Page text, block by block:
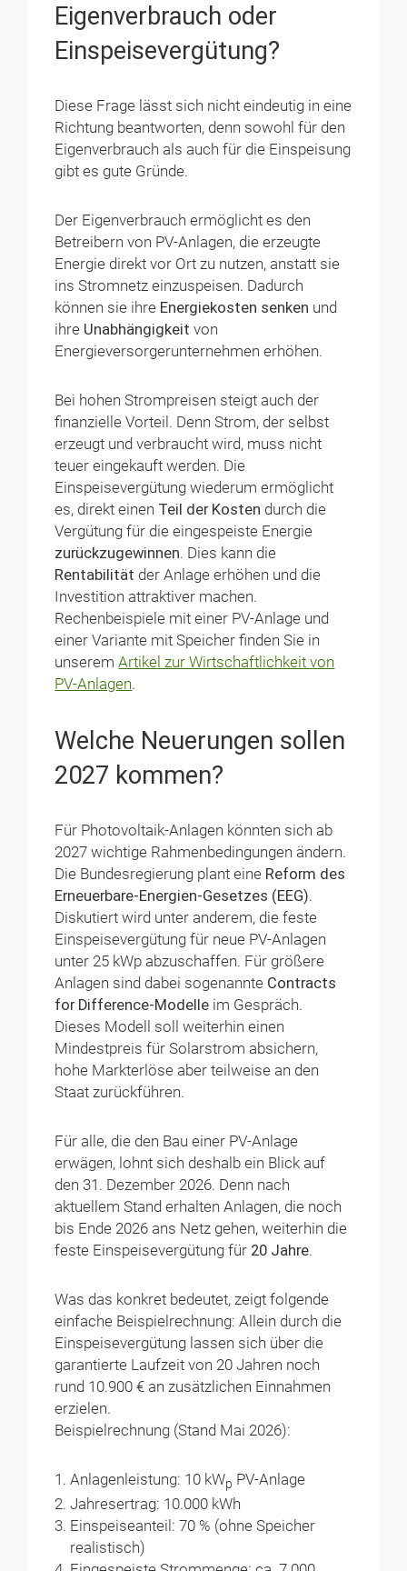
Eigenverbrauch oder
Einspeisevergütung?
Diese Frage lässt sich nicht eindeutig in eine
Richtung beantworten, denn sowohl für den
Eigenverbrauch als auch für die Einspeisung
gibt es gute Gründe.
Der Eigenverbrauch ermöglicht es den
Betreibern von PV-Anlagen, die erzeugte
Energie direkt vor Ort zu nutzen, anstatt sie
ins Stromnetz einzuspeisen. Dadurch
können sie ihre Energiekosten senken und
ihre Unabhängigkeit von
Energieversorgerunternehmen erhöhen.
Bei hohen Strompreisen steigt auch der
finanzielle Vorteil. Denn Strom, der selbst
erzeugt und verbraucht wird, muss nicht
teuer eingekauft werden. Die
Einspeisevergütung wiederum ermöglicht
es, direkt einen Teil der Kosten durch die
Vergütung für die eingespeiste Energie
zurückzugewinnen. Dies kann die
Rentabilität der Anlage erhöhen und die
Investition attraktiver machen.
Rechenbeispiele mit einer PV-Anlage und
einer Variante mit Speicher finden Sie in
unseremArtikel zur Wirtschaftlichkeit von
PV-Anlagen.
Welche Neuerungen sollen
2027 kommen?
Für Photovoltaik-Anlagen könnten sich ab
2027 wichtige Rahmenbedingungen ändern.
Die Bundesregierung plant eine Reform des
Erneuerbare-Energien-Gesetzes (EEG).
Diskutiert wird unter anderem, die feste
Einspeisevergütung für neue PV-Anlagen
unter 25 kWp abzuschaffen. Für größere
Anlagen sind dabei sogenannte Contracts
for Difference-Modelle im Gespräch.
Dieses Modell soll weiterhin einen
Mindestpreis für Solarstrom absichern,
hohe Markterlöse aber teilweise an den
Staat zurückführen.
Für alle, die den Bau einer PV-Anlage
erwägen, lohnt sich deshalb ein Blick auf
den 31. Dezember 2026. Denn nach
aktuellem Stand erhalten Anlagen, die noch
bis Ende 2026 ans Netz gehen, weiterhin die
feste Einspeisevergütung für 20 Jahre.
Was das konkret bedeutet, zeigt folgende
einfache Beispielrechnung: Allein durch die
Einspeisevergütung lassen sich über die
garantierte Laufzeit von 20 Jahren noch
rund 10.900 € an zusätzlichen Einnahmen
erzielen.
Beispielrechnung (Stand Mai 2026):
Anlagenleistung: 10 kWp PV-Anlage
Jahresertrag: 10.000 kWh
Einspeiseanteil: 70 % (ohne Speicher
realistisch)